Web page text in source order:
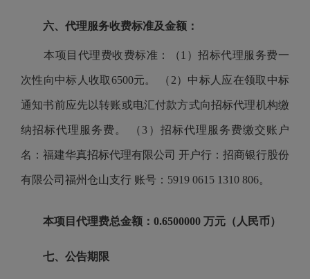
六、代理服务收费标准及金额：
本项目代理费收费标准：（1）招标代理服务费一
次性向中标人收取6500元。 （2）中标人应在领取中标
通知书前应先以转账或电汇付款方式向招标代理机构缴
纳招标代理服务费。 （3）招标代理服务费缴交账户
名：福建华真招标代理有限公司 开户行：招商银行股份
有限公司福州仓山支行 账号：5919 0615 1310 806。
本项目代理费总金额： 0.6500000 万元（人民币）
七、公告期限